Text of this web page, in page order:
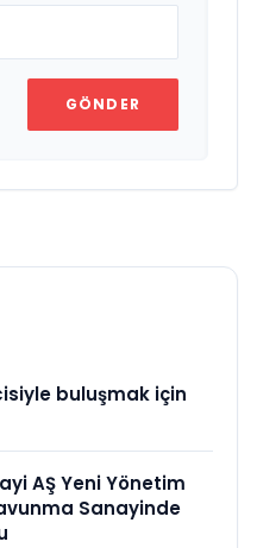
GÖNDER
buluşmak için
AŞ Yeni Yönetim
Sanayinde